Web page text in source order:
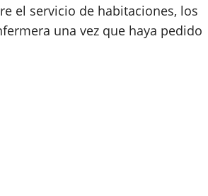
el servicio de habitaciones, los
una vez que haya pedido